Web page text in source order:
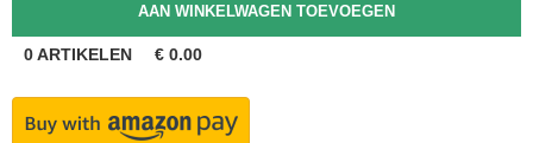
0ARTIKELEN € 0.00